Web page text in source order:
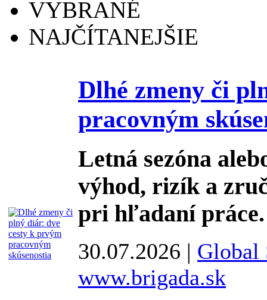
VYBRANÉ
NAJČÍTANEJŠIE
Dlhé zmeny či
pracovným
Letná sezóna
výhod, rizík a
pri hľadaní práce.
30.07.2026 | Global
www.brigada.sk